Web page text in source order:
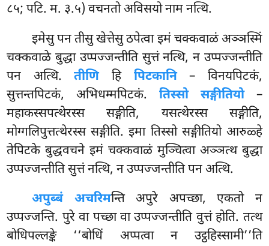
८५; पटि. म. ३.५) वचनतो अविसयो नाम नत्थि.
इमेसुपन तीसु खेत्तेसु ठपेत्वा इमं चक्कवाळं अञ्ञस्मिं
चक्कवाळे बुद्धा उप्पज्जन्तीति सुत्तं नत्थि, न उप्पज्जन्तीति
पन अत्थि.तीणिहि पिटकानि– विनयपिटकं,
सुत्तन्तपिटकं, अभिधम्मपिटकं. तिस्सो सङ्गीतियो–
महाकस्सपत्थेरस्स सङ्गीति, यसत्थेरस्स सङ्गीति,
मोग्गलिपुत्तत्थेरस्स सङ्गीति. इमा तिस्सो सङ्गीतियो आरुळ्हे
तेपिटके बुद्धवचने इमं चक्कवाळं मुञ्चित्वा अञ्ञत्थ बुद्धा
उप्पज्जन्तीति सुत्तं नत्थि, न उप्पज्जन्तीति पन अत्थि.
अपुब्बं अचरिमन्ति अपुरे अपच्छा, एकतो न
उप्पज्जन्ति. पुरे वा पच्छा वा उप्पज्जन्तीति वुत्तं होति. तत्थ
बोधिपल्लङ्के ‘‘बोधिं अप्पत्वा न उट्ठहिस्सामी’’ति